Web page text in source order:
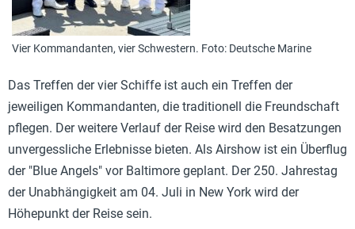
Vier Kommandanten, vier Schwestern. Foto: Deutsche Marine
Das Treffen der vier Schiffe ist auch ein Treffen der
jeweiligen Kommandanten, die traditionell die Freundschaft
pflegen. Der weitere Verlauf der Reise wird den Besatzungen
unvergessliche Erlebnisse bieten. Als Airshow ist ein Überflug
der "Blue Angels" vor Baltimore geplant. Der 250. Jahrestag
der Unabhängigkeit am 04. Juli in New York wird der
Höhepunkt der Reise sein.